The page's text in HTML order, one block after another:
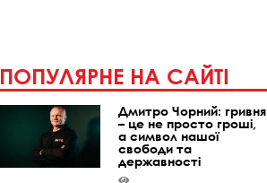
ПОПУЛЯРНЕ НА САЙТІ
Дмитро Чорний: гривня
– це не просто гроші,
а символ нашої
свободи та
державності